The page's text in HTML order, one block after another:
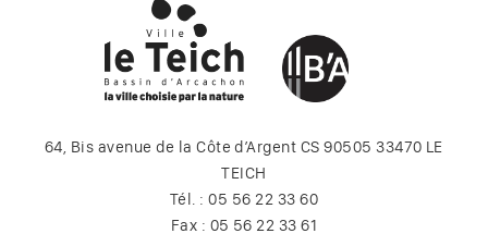
64, Bis avenue de la Côte d’Argent CS 90505 33470 LE
TEICH
Tél. : 05 56 22 33 60
Fax : 05 56 22 33 61